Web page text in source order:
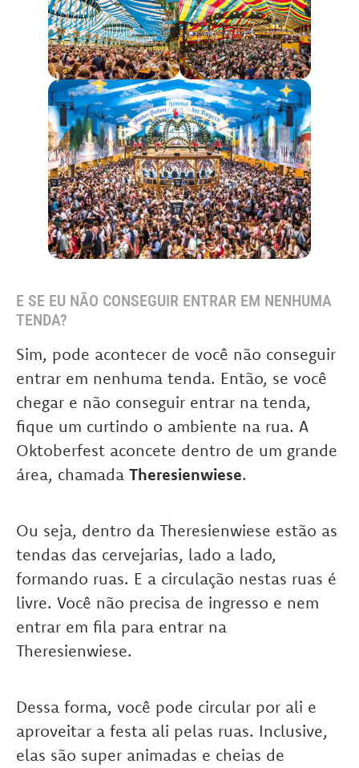
E SE EU NÃO CONSEGUIR ENTRAR EM NENHUMA
TENDA?
Sim, pode acontecer de você não conseguir
entrar em nenhuma tenda. Então, se você
chegar e não conseguir entrar na tenda,
fique um curtindo o ambiente na rua. A
Oktoberfest aconcete dentro de um grande
área, chamada Theresienwiese.
Ou seja, dentro da Theresienwiese estão as
tendas das cervejarias, lado a lado,
formando ruas. E a circulação nestas ruas é
livre. Você não precisa de ingresso e nem
entrar em fila para entrar na
Theresienwiese.
Dessa forma, você pode circular por ali e
aproveitar a festa ali pelas ruas. Inclusive,
elas são super animadas e cheias de